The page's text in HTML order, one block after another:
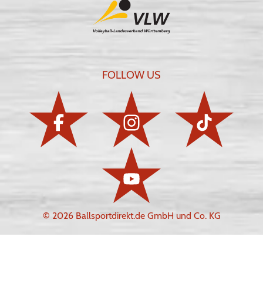
FOLLOW US
© 2026 Ballsportdirekt.de GmbH und Co. KG